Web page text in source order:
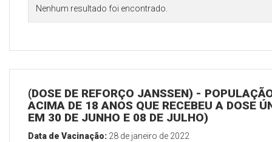
Nenhum resultado foi encontrado.
(DOSE DE REFORÇO JANSSEN) -
ACIMA DE 18 ANOS QUE RECEBEU A DOSE
EM 30 DE JUNHO E 08 DE JULHO)
Data de Vacinação: 28 de janeiro de 2022